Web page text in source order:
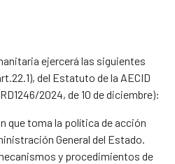
ejercerá las siguientes
del Estatuto de la AECID
2024, de 10 de diciembre):
que toma la política de acción
General del Estado.
y procedimientos de